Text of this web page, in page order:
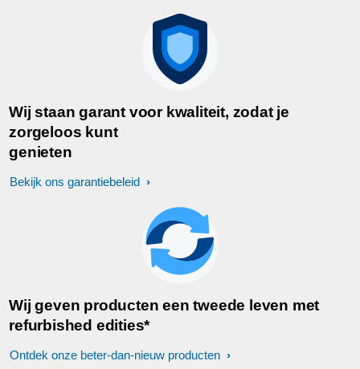
Wij staan garant voor kwaliteit, zodat je
zorgeloos kunt
genieten
Bekijk ons garantiebeleid
Wij geven producten een tweede leven met
refurbished edities*
Ontdek onze beter-dan-nieuw producten